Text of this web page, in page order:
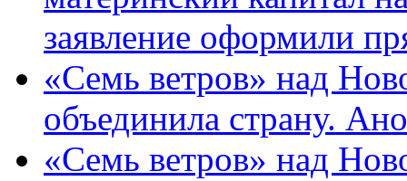
заявление оформили
«Семь ветров» над
объединила страну.
«Семь ветров» над